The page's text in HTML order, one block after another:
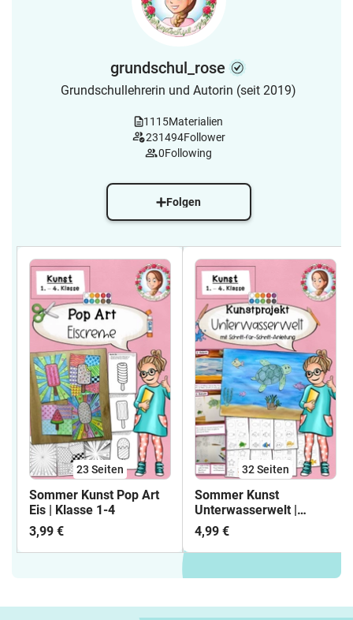
grundschul_rose
Grundschullehrerin und Autorin (seit 2019)
1115Materialien
231494Follower
0Following
Folgen
23 Seiten
Sommer Kunst Pop Art
Eis | Klasse 1-4
3,99 €
32Seiten
Sommer Kunst
Unterwasserwelt |
Kunstprojekt Klasse 1-4
4,99 €